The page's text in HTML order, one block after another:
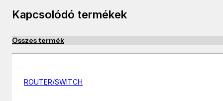
Kapcsolódó termékek
Összes termék
ROUTER/SWITCH